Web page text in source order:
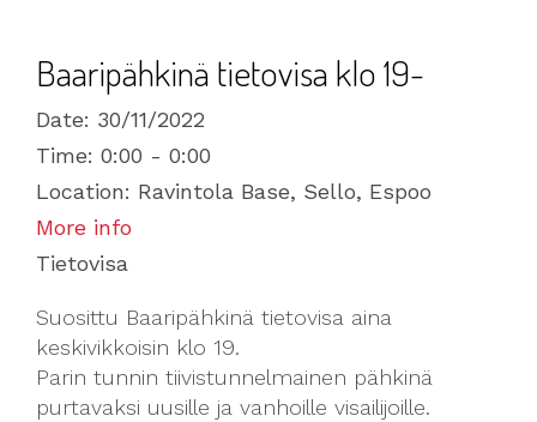
Baaripähkinä tietovisa klo 19-
Date: 30/11/2022
Time: 0:00 - 0:00
Location: Ravintola Base, Sello, Espoo
More info
Tietovisa
Suosittu Baaripähkinä tietovisa aina
keskivikkoisin klo 19.
Parin tunnin tiivistunnelmainen pähkinä
purtavaksi uusille ja vanhoille visailijoille.